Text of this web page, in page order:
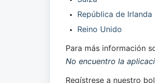
República de Irlanda
Reino Unido
Para más información
No encuentro la
Regístrese a nuestro